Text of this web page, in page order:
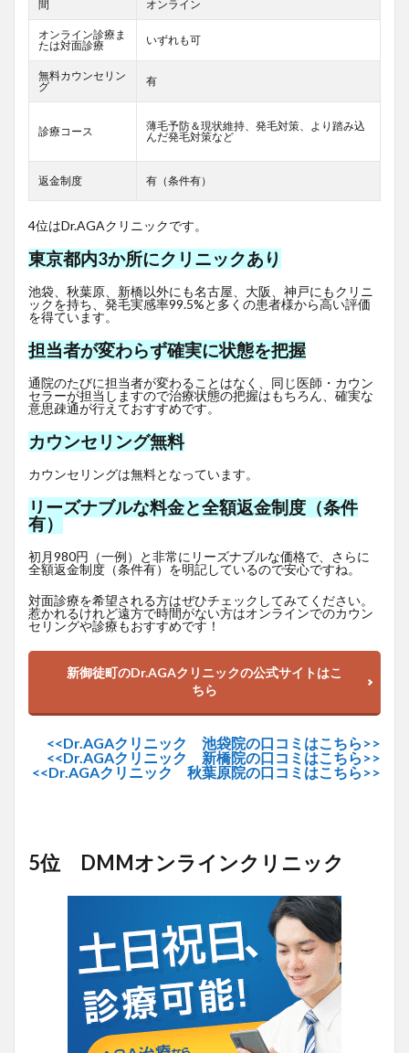
間
オンライン
オンライン診療ま
たは対面診療
いずれも可
無料カウンセリン
グ
有
診療コース
薄毛予防＆現状維持、発毛対策、より踏み込
んだ発毛対策など
返金制度 有（条件有）
4位はDr.AGAクリニックです。
東京都内3か所にクリニックあり
池袋、秋葉原、新橋以外にも名古屋、大阪、神戸にもクリニ
ックを持ち、発毛実感率99.5%と多くの患者様から高い評価
を得ています。
担当者が変わらず確実に状態を把握
通院のたびに担当者が変わることはなく、同じ医師・カウン
セラーが担当しますので治療状態の把握はもちろん、確実な
意思疎通が行えておすすめです。
カウンセリング無料
カウンセリングは無料となっています。
リーズナブルな料金と全額返金制度（条件
有）
初月980円（一例）と非常にリーズナブルな価格で、さらに
全額返金制度（条件有）を明記しているので安心ですね。
対面診療を希望される方はぜひチェックしてみてください。
惹かれるけれど遠方で時間がない方はオンラインでのカウン
セリングや診療もおすすめです！
新御徒町のDr.AGAクリニックの公式サイトはこ
ちら
<<Dr.AGAクリニック 池袋院の口コミはこちら>>
<<Dr.AGAクリニック 新橋院の口コミはこちら>>
<<Dr.AGAクリニック 秋葉原院の口コミはこちら>>
5位 DMMオンラインクリニック